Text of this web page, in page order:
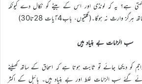
ہے؟ یہ کہ لونڈی اور اس کے بیٹے کو نکال دے کیونکہ
وارث نہ ہوگا۔(گلتیوں، باب4آیات 28تا30)
سب الزامات بے بنیاد ہیں
کو دیکھا جائے تو ثابت ہوتا ہے کہ اسحاق کے ساتھ کھیلنے
گئے سب الزامات غلط اور بے بنیاد ہیں۔ بائبل کے اکثر